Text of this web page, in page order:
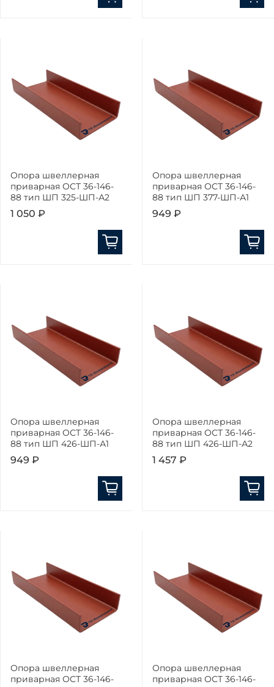
Опора швеллерная
приварная ОСТ 36-146-
88 тип ШП 325-ШП-А2
1 050 ₽
Опора швеллерная
приварная ОСТ 36-146-
88 тип ШП 377-ШП-А1
949 ₽
Опора швеллерная
приварная ОСТ 36-146-
88 тип ШП 426-ШП-А1
949 ₽
Опора швеллерная
приварная ОСТ 36-146-
88 тип ШП 426-ШП-А2
1 457 ₽
Опора швеллерная
приварная ОСТ 36-146-
Опора швеллерная
приварная ОСТ 36-146-